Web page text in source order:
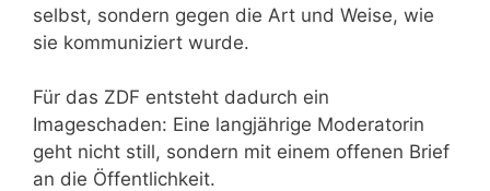
selbst, sondern gegen die Art und Weise, wie
sie kommuniziert wurde.
Für das ZDF entsteht dadurch ein
Imageschaden: Eine langjährige Moderatorin
geht nicht still, sondern mit einem offenen Brief
an die Öffentlichkeit.